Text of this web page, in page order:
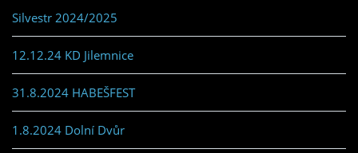
Silvestr 2024/2025
12.12.24 KD Jilemnice
31.8.2024 HABEŠFEST
1.8.2024 Dolní Dvůr